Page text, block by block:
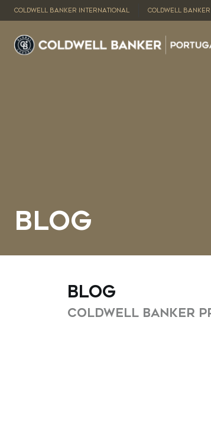
COLDWELL BANKER INTERNATIONAL COLDWELL
Blog
Blog
Coldwell Banker